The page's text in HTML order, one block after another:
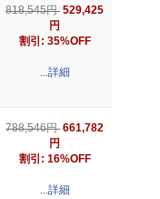
818,545円 529,425
円
割引: 35%OFF
...詳細
788,546円 661,782
円
割引: 16%OFF
...詳細